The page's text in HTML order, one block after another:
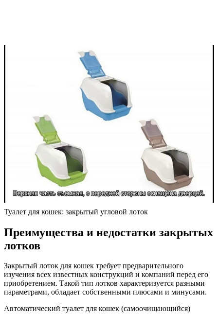
Туалет для кошек: закрытый угловой лоток
Преимущества и недостатки закрытых
лотков
Закрытый лоток для кошек требует предварительного
изучения всех известных конструкций и компаний перед его
приобретением. Такой тип лотков характеризуется разными
параметрами, обладает собственными плюсами и минусами.
Автоматический туалет для кошек (самоочищающийся)